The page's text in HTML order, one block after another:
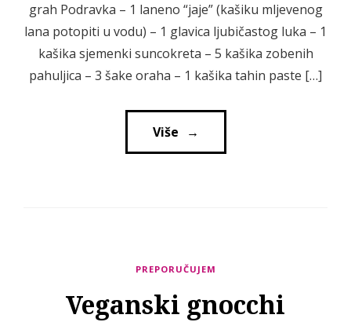
grah Podravka – 1 laneno “jaje” (kašiku mljevenog
lana potopiti u vodu) – 1 glavica ljubičastog luka – 1
kašika sjemenki suncokreta – 5 kašika zobenih
pahuljica – 3 šake oraha – 1 kašika tahin paste […]
Više
→
PREPORUČUJEM
Veganski gnocchi